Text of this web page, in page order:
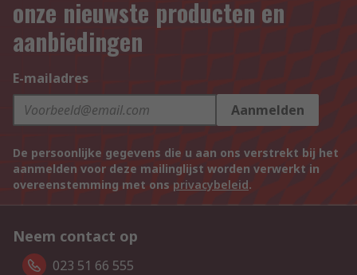
onze nieuwste producten en
aanbiedingen
E-mailadres
Aanmelden
De persoonlijke gegevens die u aan ons verstrekt bij het
aanmelden voor deze mailinglijst worden verwerkt in
overeenstemming met ons privacybeleid.
Neem contact op
023 51 66 555